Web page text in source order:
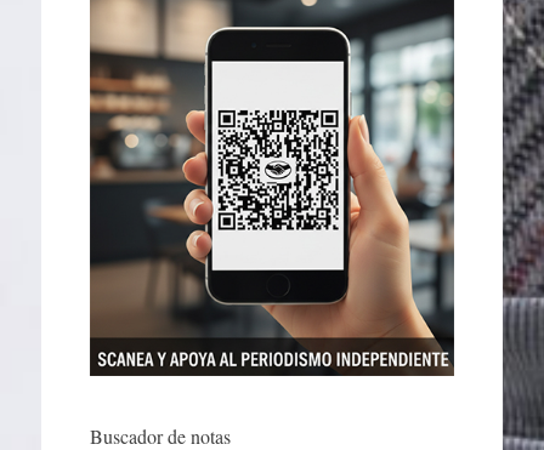
Buscador de notas